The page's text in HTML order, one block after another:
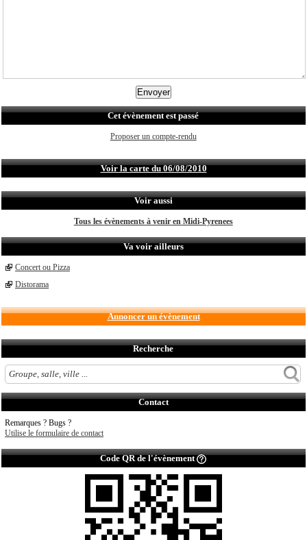
Cet évènement est passé
Proposer un compte-rendu
Voir la carte du 06/08/2010
Voir aussi
Tous les évènements à venir en Midi-Pyrenees
Va voir ailleurs
Concert ou Pizza
Distorama
Annoncer un évènement
Recherche
Contact
Remarques ? Bugs ?
Utilise le formulaire de contact
Code QR de l'évènement